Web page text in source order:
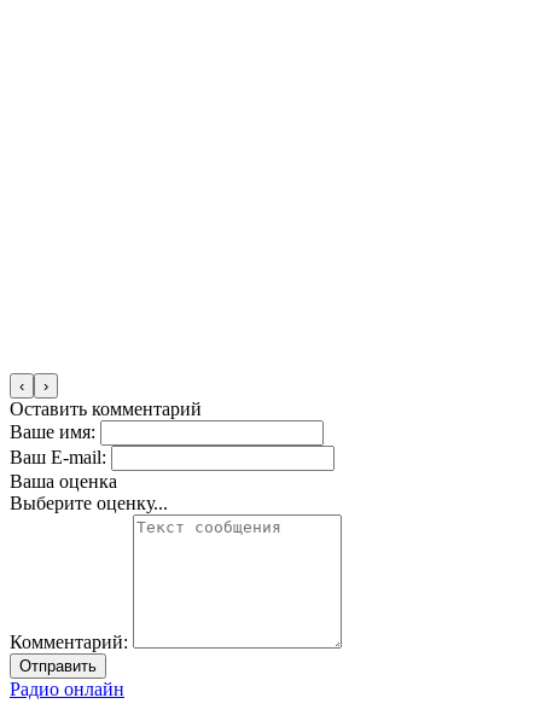
‹ ›
Оставить комментарий
Ваше имя:
Ваш E-mail:
Ваша оценка
Выберите оценку...
Комментарий:
Отправить
Радио онлайн